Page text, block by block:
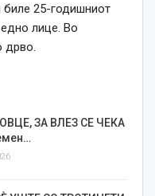
биле 25-годишниот
лице. Во
дрво.
ЗА ВЛЕЗ СЕ ЧЕКА